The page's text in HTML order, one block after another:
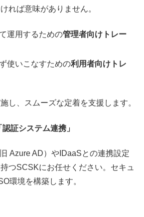
れば意味がありません。
運用するための管理者向けトレー
使いこなすための利用者向けトレ
し、スムーズな定着を支援します。
証システム連携」
Azure AD）やIDaaSとの連携設定
つSCSKにお任せください。セキュ
環境を構築します。